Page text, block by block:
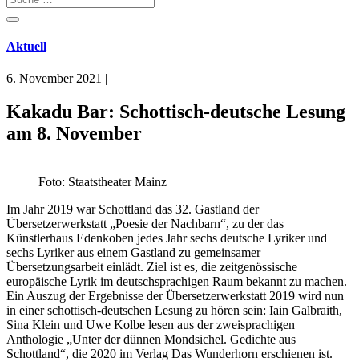
Aktuell
6. November 2021 |
Kakadu Bar: Schottisch-deutsche Lesung
am 8. November
Foto: Staatstheater Mainz
Im Jahr 2019 war Schottland das 32. Gastland der
Übersetzerwerkstatt „Poesie der Nachbarn“, zu der das
Künstlerhaus Edenkoben jedes Jahr sechs deutsche Lyriker und
sechs Lyriker aus einem Gastland zu gemeinsamer
Übersetzungsarbeit einlädt. Ziel ist es, die zeitgenössische
europäische Lyrik im deutschsprachigen Raum bekannt zu machen.
Ein Auszug der Ergebnisse der Übersetzerwerkstatt 2019 wird nun
in einer schottisch-deutschen Lesung zu hören sein: Iain Galbraith,
Sina Klein und Uwe Kolbe lesen aus der zweisprachigen
Anthologie „Unter der dünnen Mondsichel. Gedichte aus
Schottland“, die 2020 im Verlag Das Wunderhorn erschienen ist.